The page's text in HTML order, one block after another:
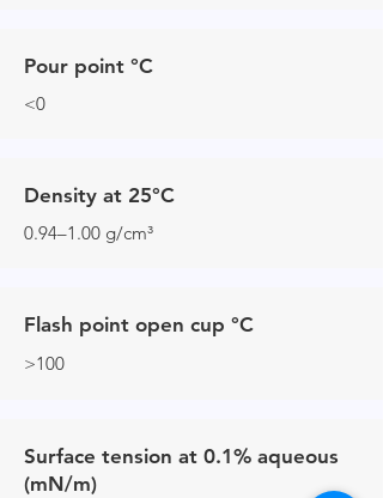
Pour point °C
<0
Density at 25°C
0.94–1.00 g/cm³
Flash point open cup °C
>100
Surface tension at 0.1% aqueous
(mN/m)